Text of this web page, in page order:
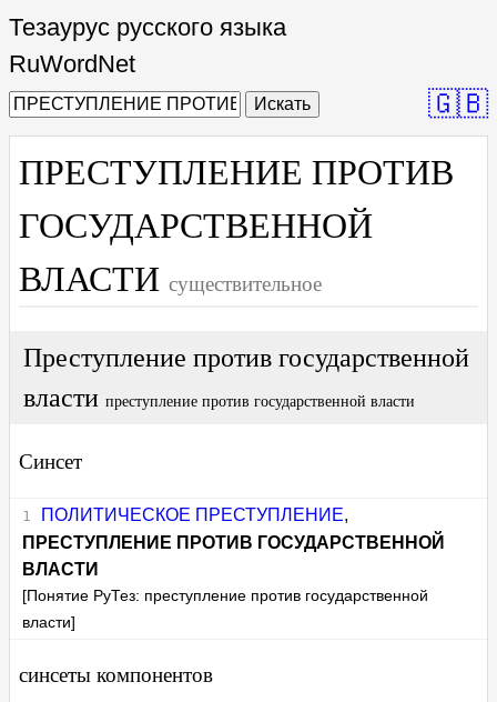
Тезаурус русского языка
RuWordNet
Искать 🇬🇧
ПРЕСТУПЛЕНИЕ ПРОТИВ
ГОСУДАРСТВЕННОЙ
ВЛАСТИ существительное
Преступление против государственной
власти преступление против государственной власти
Синсет
ПОЛИТИЧЕСКОЕ ПРЕСТУПЛЕНИЕ,
ПРЕСТУПЛЕНИЕ ПРОТИВ ГОСУДАРСТВЕННОЙ
ВЛАСТИ
[Понятие РуТез: преступление против государственной
власти]
синсеты компонентов